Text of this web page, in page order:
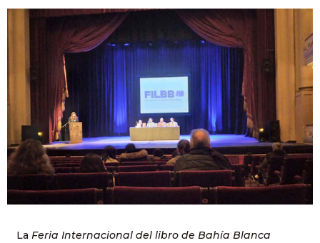
La Feria Internacional del libro de Bahía Blanca